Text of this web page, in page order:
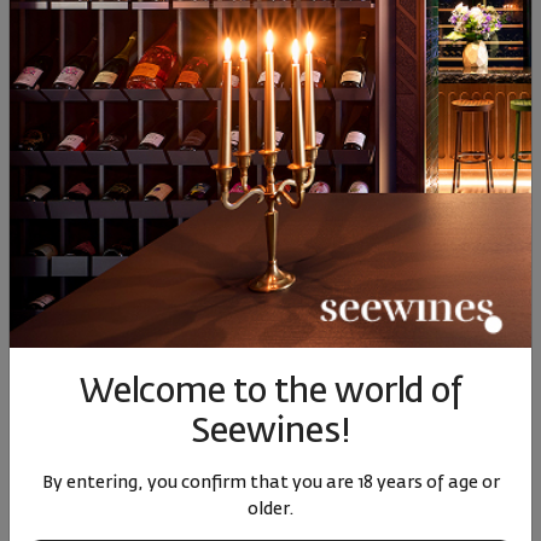
Related products
Rossidi Orange Gewurztraminer 2021
Welcome to the world of
Seewines!
By entering, you confirm that you are 18 years of age or
older.